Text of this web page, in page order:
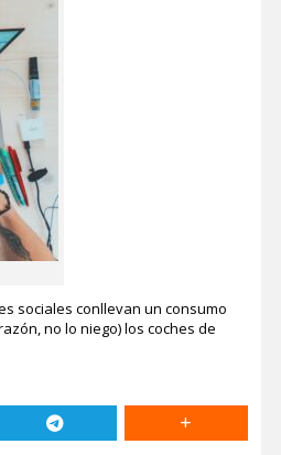
sociales conllevan un consumo
no lo niego) los coches de